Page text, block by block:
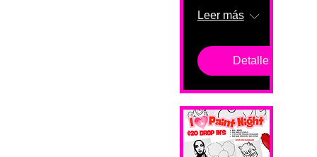
Leer más
Detalles